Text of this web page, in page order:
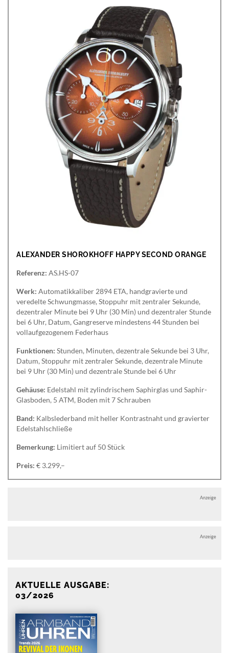
ALEXANDER SHOROKHOFF HAPPY SECOND ORANGE
Referenz: AS.HS-07
Werk: Automatikkaliber 2894 ETA, handgravierte und
veredelte Schwungmasse, Stoppuhr mit zentraler Sekunde,
dezentraler Minute bei 9 Uhr (30 Min) und dezentraler Stunde
bei 6 Uhr, Datum, Gangreserve mindestens 44 Stunden bei
vollaufgezogenem Federhaus
Funktionen: Stunden, Minuten, dezentrale Sekunde bei 3 Uhr,
Datum, Stoppuhr mit zentraler Sekunde, dezentrale Minute
bei 9 Uhr (30 Min) und dezentrale Stunde bei 6 Uhr
Gehäuse: Edelstahl mit zylindrischem Saphirglas und Saphir-
Glasboden, 5 ATM, Boden mit 7 Schrauben
Band: Kalbslederband mit heller Kontrastnaht und gravierter
Edelstahlschließe
Bemerkung: Limitiert auf 50 Stück
Preis: € 3.299,–
Anzeige
Anzeige
AKTUELLE AUSGABE:
03/2026